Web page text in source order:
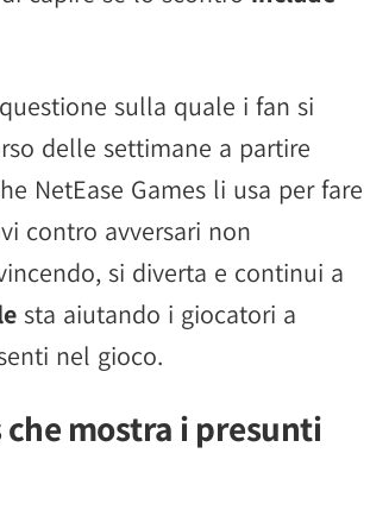
sulla quale i fan si
delle settimane a partire
NetEase Games li usa per fare
contro avversari non
si diverta e continui a
sta aiutando i giocatori a
nel gioco.
mostra i presunti